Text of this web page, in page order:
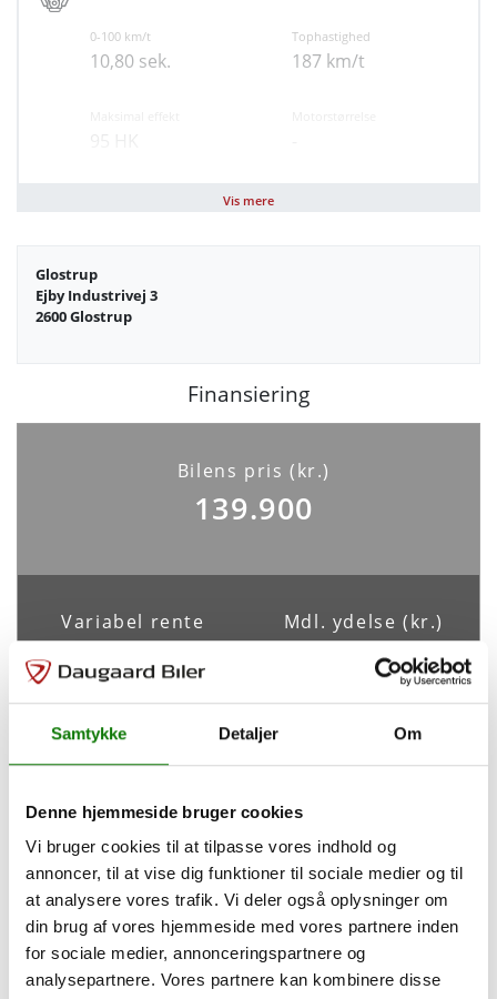
Samtykke Detaljer Om
Denne hjemmeside bruger cookies
Vi bruger cookies til at tilpasse vores indhold og
annoncer, til at vise dig funktioner til sociale medier og til
at analysere vores trafik. Vi deler også oplysninger om
din brug af vores hjemmeside med vores partnere inden
for sociale medier, annonceringspartnere og
analysepartnere. Vores partnere kan kombinere disse
0-100 km/t
10,80 sek.
Tophastighed
187 km/t
Antal cylindre
3
Sikkerhed og komfort
Antal Airbags
Ja
Antal døre Farve
Karosseri
Hatchback
Rummelighed og mål
Vis mere
Glostrup
Ejby Industrivej 3
2600 Glostrup
Finansiering
Bilens pris (kr.)
139.900
Variabel rente
4,49%
Mdl. ydelse (kr.)
3.069
Tilpas din finansiering
Udbetaling 27.980
Løbetid 48måneder
Saml. kreditbeløb
111.920 kr.